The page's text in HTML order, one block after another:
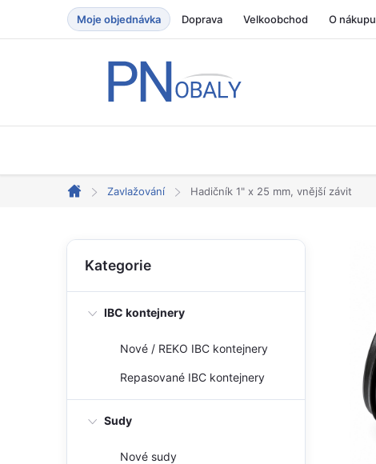
obsah
Moje objednávka Doprava Velkoobchod O nákupu
Domů
Zavlažování Hadičník 1" x 25 mm, vnější závit
P
s
Přeskočit
kategorie
Kategorie
IBC kontejnery
Nové / REKO IBC kontejnery
Repasované IBC kontejnery
Sudy
Nové sudy